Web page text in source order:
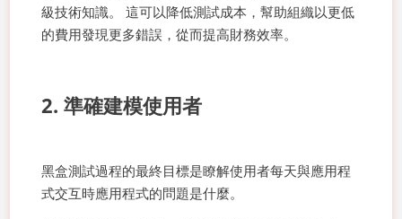
級技術知識。 這可以降低測試成本，幫助組織以更低
的費用發現更多錯誤，從而提高財務效率。
2. 準確建模使用者
黑盒測試過程的最終目標是瞭解使用者每天與應用程
式交互時應用程式的問題是什麼。